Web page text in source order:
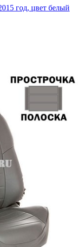
год, цвет белый